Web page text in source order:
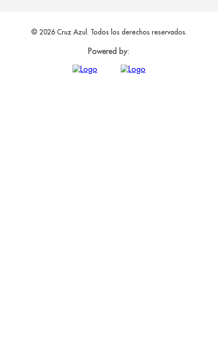
© 2026 Cruz Azul. Todos los derechos reservados.
Powered by: